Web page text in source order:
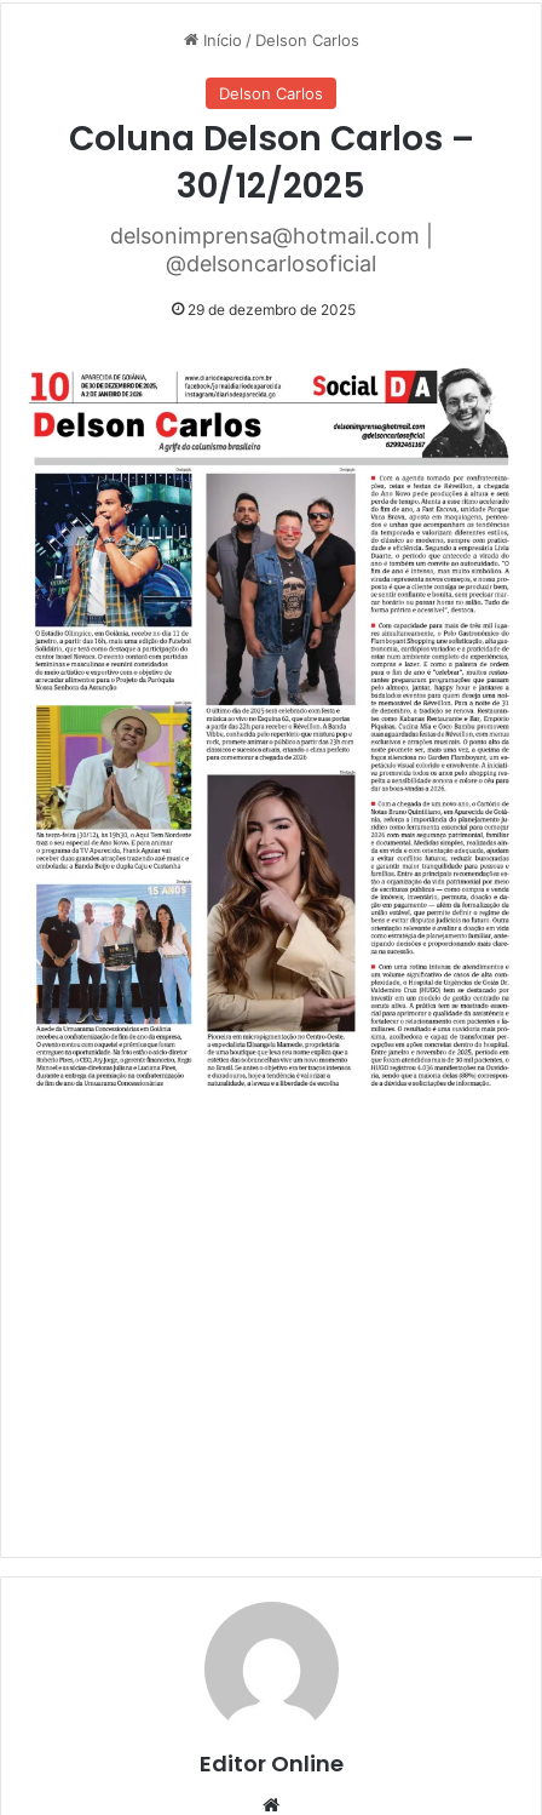
Início / Delson Carlos
Delson Carlos
Coluna Delson Carlos –
30/12/2025
delsonimprensa@hotmail.com |
@delsoncarlosoficial
29 de dezembro de 2025
Editor Online